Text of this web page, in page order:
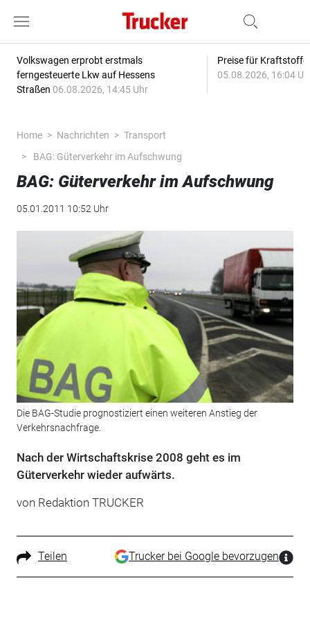
Volkswagen erprobt erstmals
ferngesteuerte Lkw auf Hessens
Straßen 06.08.2026, 14:45 Uhr
Preise für
05.08.2026, 16:04
Home Nachrichten
Transport
BAG: Güterverkehr im Aufschwung
BAG: Güterverkehr im Aufschwung
05.01.2011 10:52 Uhr
Die BAG-Studie prognostiziert einen weiteren Anstieg der
Verkehrsnachfrage.
Nach der Wirtschaftskrise 2008 geht es im
Güterverkehr wieder aufwärts.
von Redaktion TRUCKER
Teilen Trucker bei Google bevorzugen